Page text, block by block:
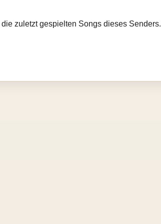
zuletzt gespielten Songs dieses Senders.